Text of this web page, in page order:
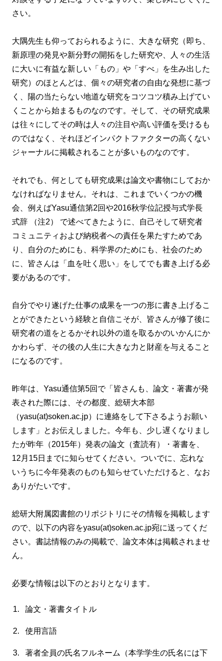
さい。
大隅先生も仰っておられるように、大きな研究（即ち、
新原理の発見や新分野の開拓をした研究や、人々の生活
に大いに有益な新しい「もの」や「すべ」を生み出した
研究）のほとんどは、個々の研究者の自由な発想に基づ
く、陽の当たらない地道な研究をコツコツ積み上げてい
くことから始まるものなのです。そして、その研究成果
は往々にしてその時は人々の注目や高い評価を受けるも
のではなく、それほどインパクトファクターの高くない
ジャーナルに掲載されることが多いものなのです。
それでも、何としても研究成果は論文や書物にしておか
なければなりません。それは、これまでいくつかの機
会、例えばYasu通信第2回や2016秋学位記授与式学長
式辞 （注2） で述べてきたように、自己そして研究者
コミュニティおよび納税者への責任を果たすためであ
り、自分のためにも、科学界のためにも、社会のため
に、皆さんは「血を吐く思い」をしてでも書き上げる必
要があるのです。
自分でやり遂げた仕事の成果を一つの形に書き上げるこ
とができたという経験と自信こそが、皆さんが修了後に
研究者の道をとるかそれ以外の道を取るかのいかんにか
かわらず、その後の人生に大きな力と財産を与えること
になるのです。
昨年は、Yasu通信第5回で「皆さんも、論文・著書が発
表された際には、その都度、総研大本部
（yasu(at)soken.ac.jp）に連絡をして下さるようお願い
します」とお伝えしました。今年も、少し遅くなりまし
たが昨年（2015年）発表の論文（査読有）・著書を、
12月15日までに知らせてください。ついでに、忘れな
いうちに今年発表のものも知らせていただけると、なお
ありがたいです。
総研大附属図書館のリポジトリにその情報を掲載します
ので、以下の内容をyasu(at)soken.ac.jp宛に送ってくだ
さい。書誌情報のみの掲載で、論文本体は掲載されませ
ん。
必要な情報は以下のとおりとなります。
論文・著書タイトル
使用言語
著者全員の氏名フルネーム（本学学生の氏名には下